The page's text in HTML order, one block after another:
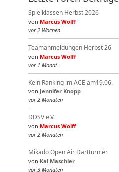
Spielklassen Herbst 2026
von Marcus Wolff
vor 2 Wochen
Teamanmeldungen Herbst 26
von Marcus Wolff
vor 1 Monat
Kein Ranking im ACE am19.06.
von Jennifer Knopp
vor 2 Monaten
DDSV e.V.
von Marcus Wolff
vor 2 Monaten
Mikado Open Air Dartturnier
von Kai Maschler
vor 3 Monaten